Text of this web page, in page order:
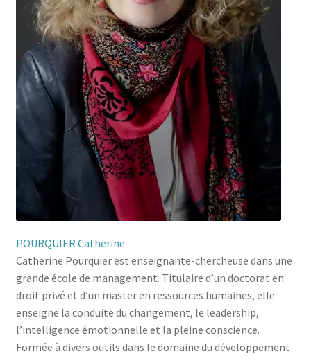
POURQUIER Catherine
Catherine Pourquier est enseignante-chercheuse dans une
grande école de management. Titulaire d’un doctorat en
droit privé et d’un master en ressources humaines, elle
enseigne la conduite du changement, le leadership,
l’intelligence émotionnelle et la pleine conscience.
Formée à divers outils dans le domaine du développement